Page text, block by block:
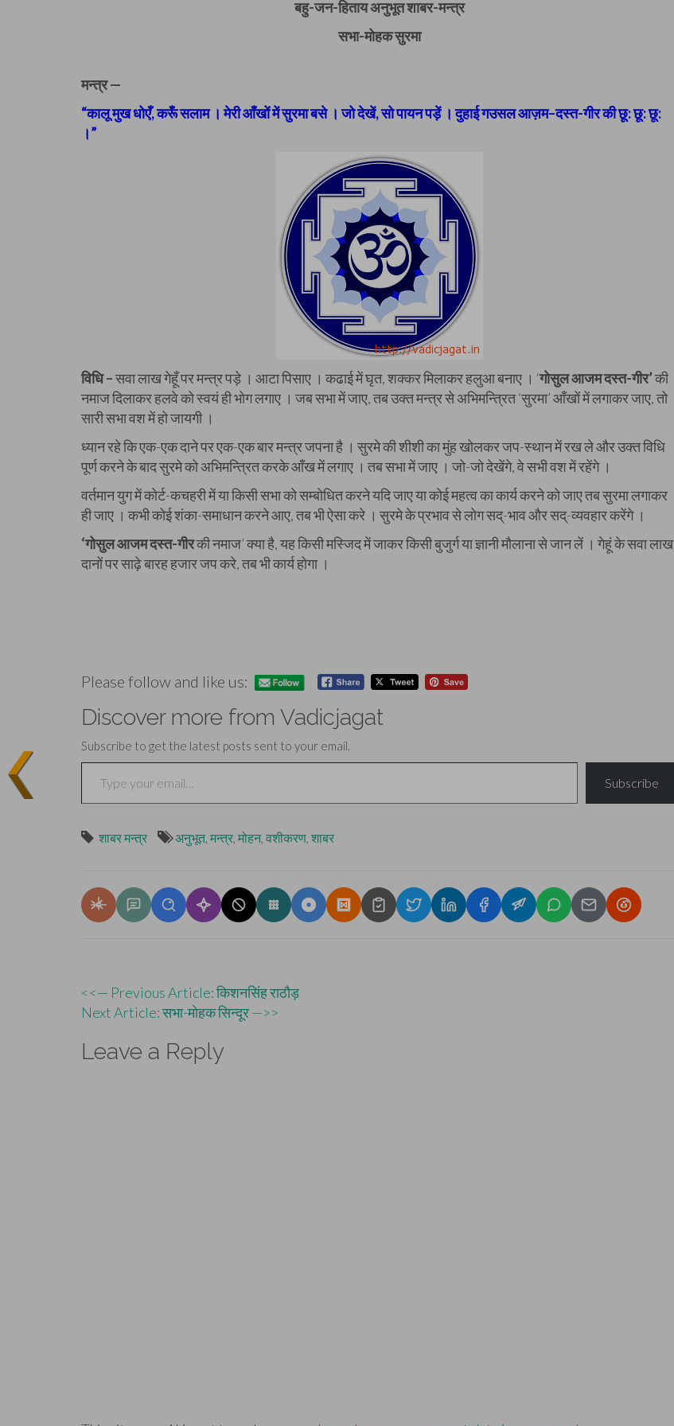
बहु-जन-हिताय अनुभूत शाबर-मन्त्र
सभा-मोहक सुरमा
मन्त्र —
“कालू मुख धोएँ, करूँ सलाम । मेरी आँखों में सुरमा बसे । जो देखें, सो पायन पड़ें । दुहाई गउसल आज़म–दस्त-गीर की छू: छू: छू:
।”
विधि –सवा लाख गेहूँ पर मन्त्र पड़े । आटा पिसाए । कढाई में घृत, शक्कर मिलाकर हलुआ बनाए । ‘गोसुल आजम दस्त-गीर’की
नमाज दिलाकर हलवे को स्वयं ही भोग लगाए । जब सभा में जाए, तब उक्त मन्त्र से अभिमन्त्रित ‘सुरमा’ आँखों में लगाकर जाए, तो
सारी सभा वश में हो जायगी ।
ध्यान रहे कि एक-एक दाने पर एक-एक बार मन्त्र जपना है । सुरमे की शीशी का मुंह खोलकर जप-स्थान में रख ले और उक्त विधि
पूर्ण करने के बाद सुरमे को अभिमन्त्रित करके आँख में लगाए । तब सभा में जाए । जो-जो देखेंगे, वे सभी वश में रहेंगे ।
वर्तमान युग में कोर्ट-कचहरी में या किसी सभा को सम्बोधित करने यदि जाए या कोई महत्व का कार्य करने को जाए तब सुरमा लगाकर
ही जाए । कभी कोई शंका-समाधान करने आए, तब भी ऐसा करे । सुरमे के प्रभाव से लोग सद्-भाव और सद्-व्यवहार करेंगे ।
‘गोसुल आजम दस्त-गीरकी नमाज’ क्या है, यह किसी मस्जिद में जाकर किसी बुजुर्ग या ज्ञानी मौलाना से जान लें । गेहूं के सवा लाख
दानों पर साढ़े बारह हजार जप करे, तब भी कार्य होगा ।
Please follow and like us:
Discover more from Vadicjagat
Subscribe to get the latest posts sent to your email.
Type your email…
Subscribe
शाबर मन्त्र अनुभूत, मन्त्र, मोहन, वशीकरण, शाबर
Post
navigation
<<— Previous Article: किशनसिंह राठौड़
Next Article: सभा-मोहक सिन्दूर —>>
Leave a Reply